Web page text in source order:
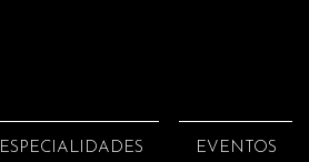
ESPECIALIDADES EVENTOS